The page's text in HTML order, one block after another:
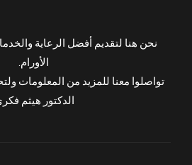
نحن هنا لتقديم أفضل الرعاية
الأورام.
تواصلوا معنا للمزيد من المعلومات
الدكتور هيثم